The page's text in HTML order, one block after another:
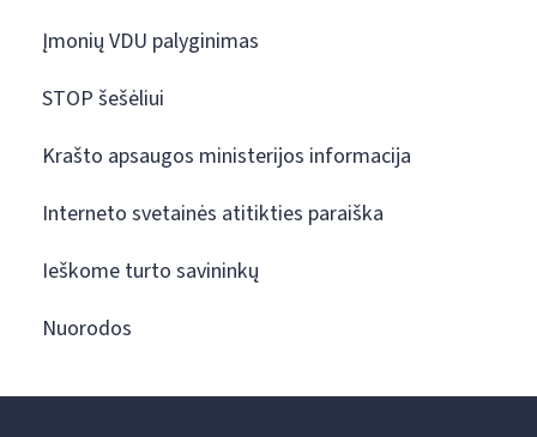
Įmonių VDU palyginimas
STOP šešėliui
Krašto apsaugos ministerijos informacija
Interneto svetainės atitikties paraiška
Ieškome turto savininkų
Nuorodos